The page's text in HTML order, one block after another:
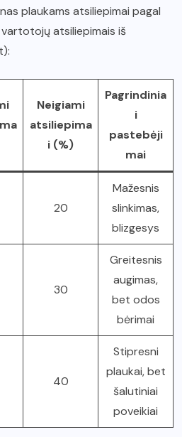
plaukams atsiliepimai pagal
atsiliepimais iš
Neigiami
atsiliepima
i (%)
Pagrindinia
i
pastebėji
mai
20
Mažesnis
slinkimas,
blizgesys
30
Greitesnis
augimas,
bet odos
bėrimai
40
Stipresni
plaukai, bet
šalutiniai
poveikiai